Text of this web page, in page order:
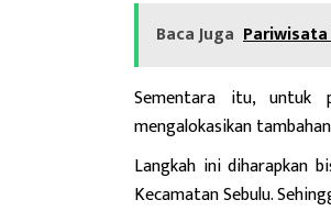
Baca Juga
Sementara itu, untuk
mengalokasikan
Langkah ini diharapkan
Kecamatan Sebulu.